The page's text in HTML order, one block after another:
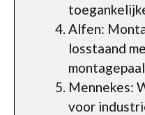
Alfen:
losstaand
montagepaal.
Mennekes:
voor